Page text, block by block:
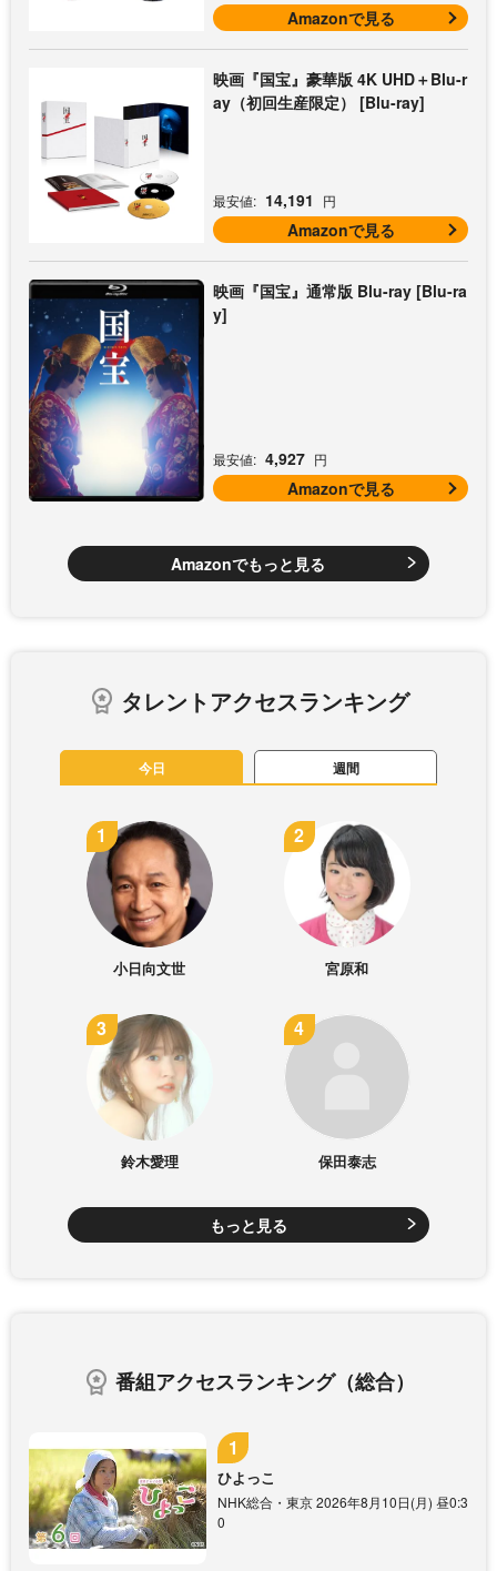
Amazonで見る
映画『国宝』豪華版 4K UHD＋Blu-r
ay（初回生産限定） [Blu-ray]
最安値: 14,191 円
Amazonで見る
映画『国宝』通常版 Blu-ray [Blu-ra
y]
最安値: 4,927 円
Amazonで見る
Amazonでもっと見る
タレントアクセスランキング
今日 週間
小日向文世 宮原和
鈴木愛理 保田泰志
もっと見る
番組アクセスランキング（総合）
ひよっこ
NHK総合・東京 2026年8月10日(月) 昼0:3
0